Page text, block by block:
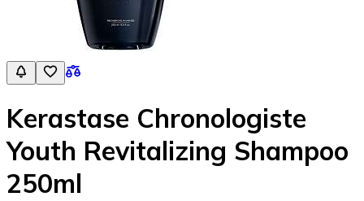
Kerastase Chronologiste
Youth Revitalizing Shampoo
250ml